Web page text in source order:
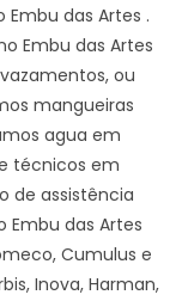
Embu das Artes .
Embu das Artes
ou
mangueiras
agua em
técnicos em
de assistência
das Artes
Cumulus e
Inova, Harman,